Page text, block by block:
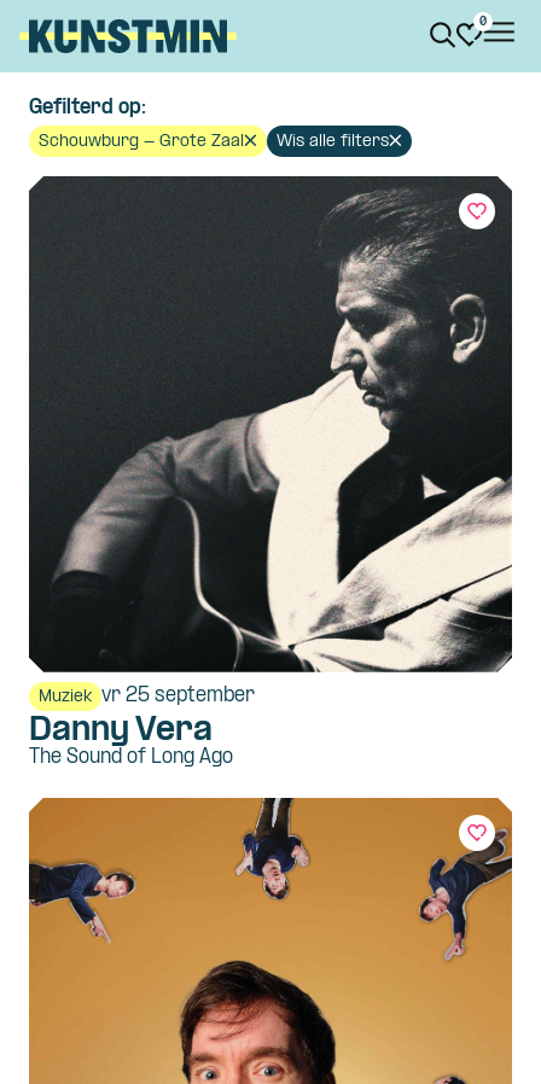
Skip navigatie
0
Agenda
Gefilterd op:
Schouwburg - Grote Zaal Wis alle filters
Muziek vr 25 september
Danny Vera
The Sound of Long Ago